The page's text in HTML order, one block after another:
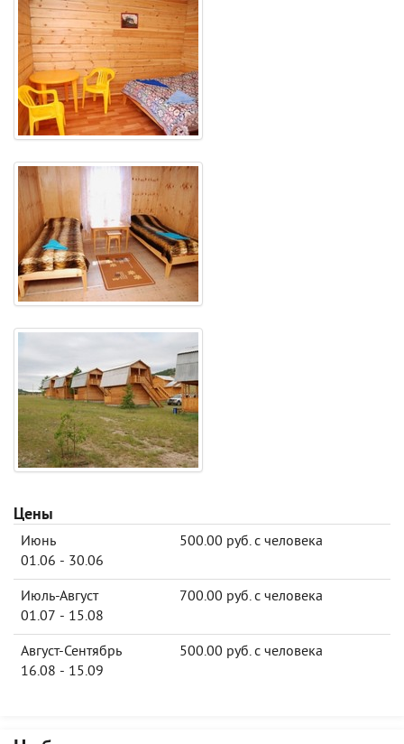
Цены
Июнь
01.06 - 30.06
500.00 руб. с человека
Июль-Август
01.07 - 15.08
700.00 руб. с человека
Август-Сентябрь
16.08 - 15.09
500.00 руб. с человека